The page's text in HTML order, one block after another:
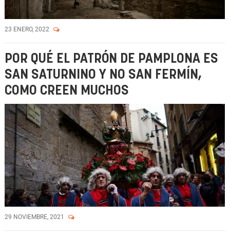
23 ENERO, 2022
POR QUÉ EL PATRÓN DE PAMPLONA ES
SAN SATURNINO Y NO SAN FERMÍN,
COMO CREEN MUCHOS
29 NOVIEMBRE, 2021